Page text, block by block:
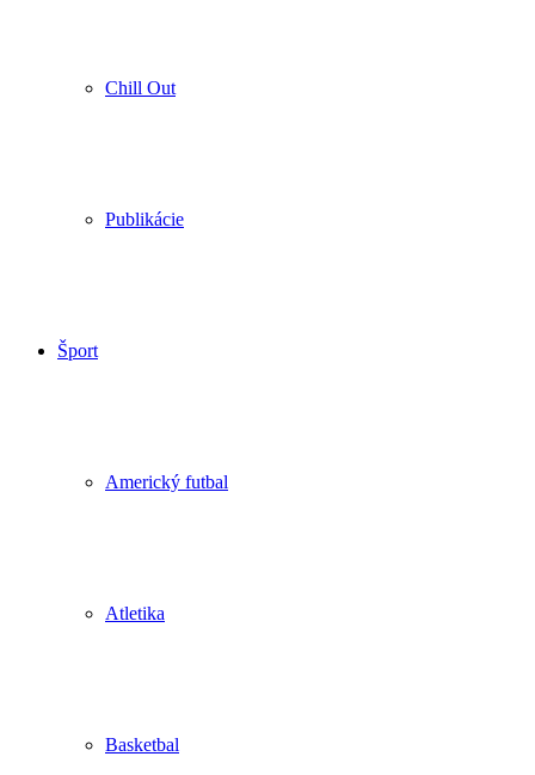
Chill Out
Publikácie
Šport
Americký futbal
Atletika
Basketbal